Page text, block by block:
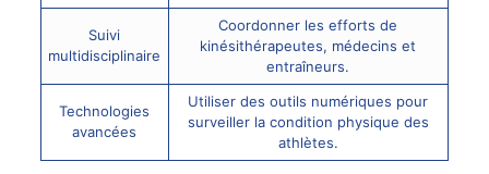
Suivi
multidisciplinaire
Coordonner les efforts de
kinésithérapeutes, médecins et
entraîneurs.
Technologies
avancées
Utiliser des outils numériques pour
surveiller la condition physique des
athlètes.